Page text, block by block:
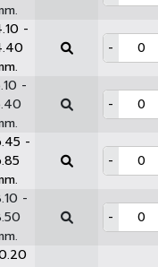
-
-
-
-
-
-
-
-